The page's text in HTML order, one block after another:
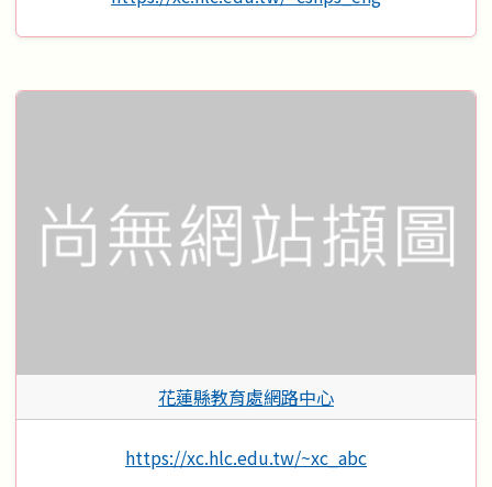
花蓮縣教育處網路中心
https://xc.hlc.edu.tw/~xc_abc